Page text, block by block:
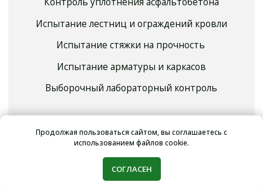
Продолжая пользоваться сайтом, вы соглашаетесь с
использованием файлов cookie.
СОГЛАСЕН